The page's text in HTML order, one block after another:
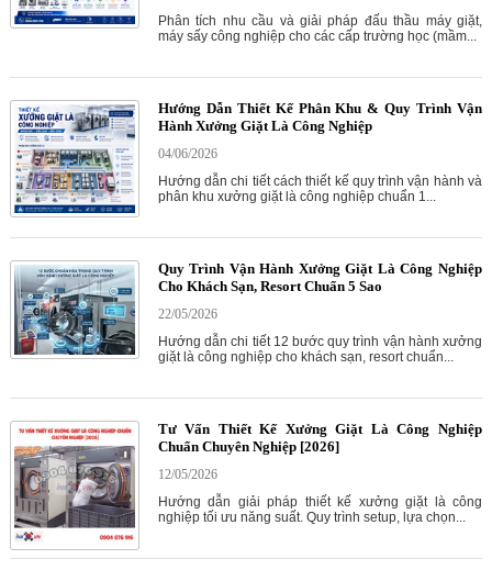
Phân tích nhu cầu và giải pháp đấu thầu máy giặt,
máy sấy công nghiệp cho các cấp trường học (mầm...
Hướng Dẫn Thiết Kế Phân Khu & Quy Trình Vận
Hành Xưởng Giặt Là Công Nghiệp
04/06/2026
Hướng dẫn chi tiết cách thiết kế quy trình vận hành và
phân khu xưởng giặt là công nghiệp chuẩn 1...
Quy Trình Vận Hành Xưởng Giặt Là Công Nghiệp
Cho Khách Sạn, Resort Chuẩn 5 Sao
22/05/2026
Hướng dẫn chi tiết 12 bước quy trình vận hành xưởng
giặt là công nghiệp cho khách sạn, resort chuẩn...
Tư Vấn Thiết Kế Xưởng Giặt Là Công Nghiệp
Chuẩn Chuyên Nghiệp [2026]
12/05/2026
Hướng dẫn giải pháp thiết kế xưởng giặt là công
nghiệp tối ưu năng suất. Quy trình setup, lựa chọn...